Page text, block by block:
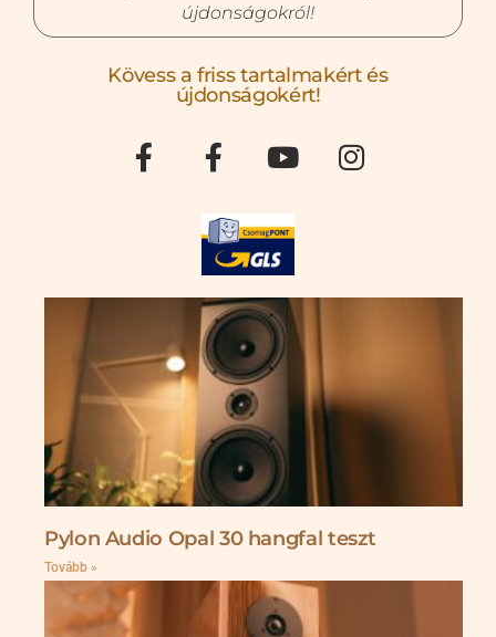
újdonságokról!
Kövess a friss tartalmakért és
újdonságokért!
Pylon Audio Opal 30 hangfal teszt
Tovább »